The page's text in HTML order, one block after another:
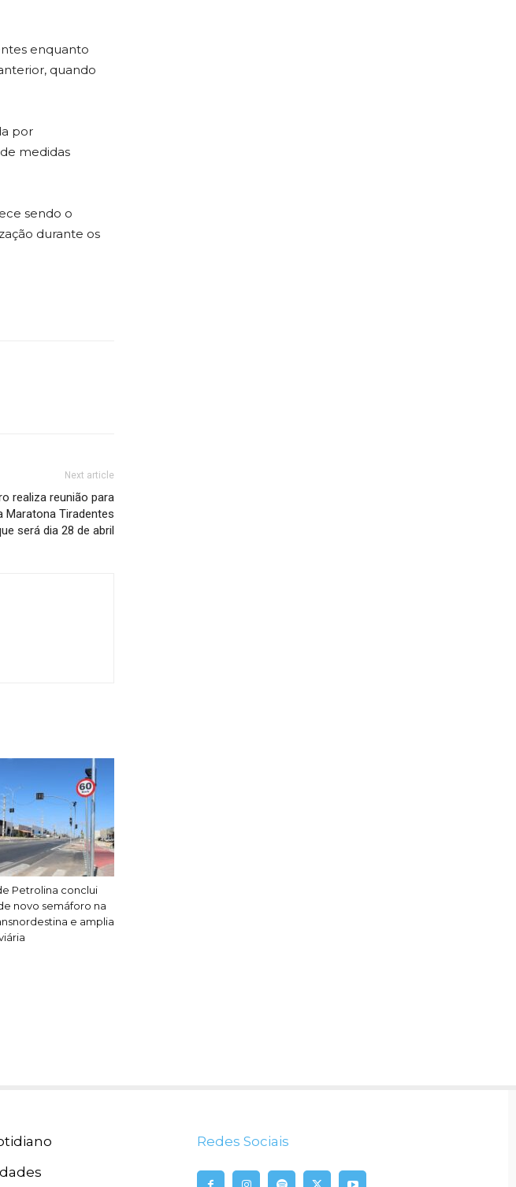
enquanto
quando
por
medidas
sendo o
durante os
Next article
realiza reunião para
Maratona Tiradentes
será dia 28 de abril
Petrolina conclui
novo semáforo na
e amplia
Redes Sociais